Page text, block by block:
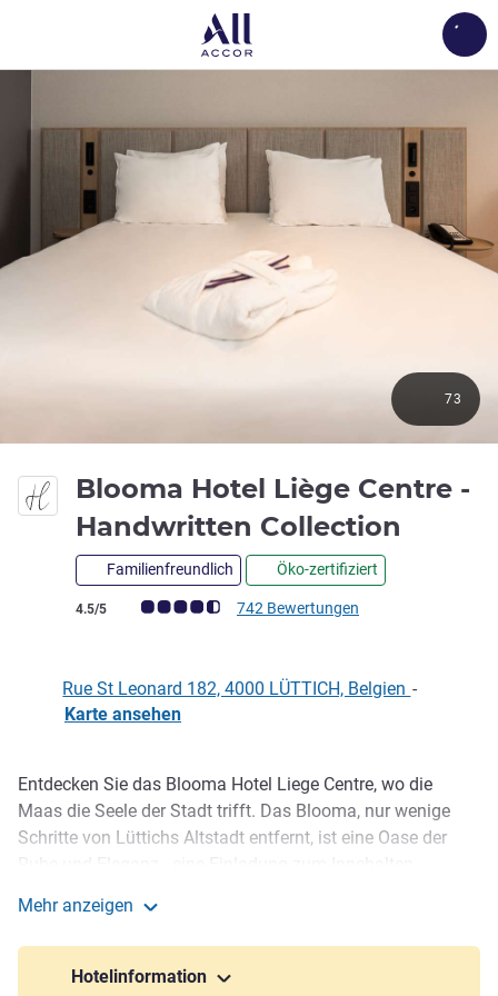
Blooma Hotel Liège Centre -
Handwritten Collection
Familienfreundlich Öko-zertifiziert
Note Kundenmeinungen (Bewertung ALL)
4.5/5 742 Bewertungen
73
Rue St Leonard 182, 4000 LÜTTICH, Belgien -
Karte ansehen
Beschreibung
Entdecken Sie das Blooma Hotel Liege Centre, wo die
Maas die Seele der Stadt trifft. Das Blooma, nur wenige
Schritte von Lüttichs Altstadt entfernt, ist eine Oase der
Gastronomie, kostenloses WLAN und ein 24-Stunden-
Fitnessstudio bieten Komfort und Harmonie. Unser Team
sorgt für einen reibungslosen, persönlichen Aufenthalt. Ob
Mehr anzeigen
Hotelinformation